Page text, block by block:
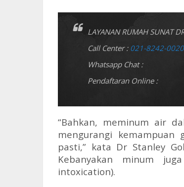
LAYANAN RUMAH SUNAT
Call Center : 021-8242-0020
Whatsapp Chat :
Pendaftaran Online :
“Bahkan, meminum air
mengurangi
pasti,” kata Dr Stanley
Kebanyakan minum
intoxication).